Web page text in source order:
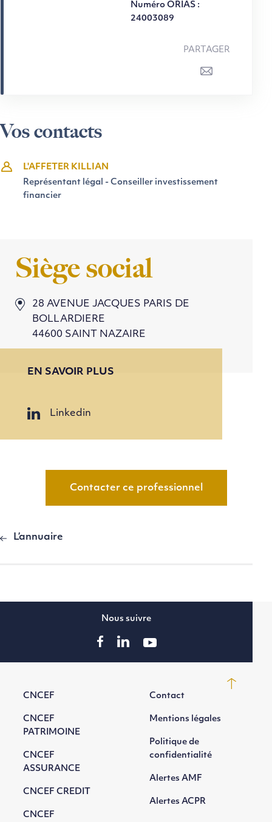
Numéro ORIAS :
24003089
PARTAGER
Vos contacts
L'AFFETER KILLIAN
Représentant légal - Conseiller investissement
financier
Siège social
28 AVENUE JACQUES PARIS DE
BOLLARDIERE
44600 SAINT NAZAIRE
EN SAVOIR PLUS
Linkedin
Contacter ce professionnel
L’annuaire
CNCEF
CNCEF
PATRIMOINE
CNCEF
ASSURANCE
CNCEF CREDIT
CNCEF
Contact
Mentions légales
Politique de
confidentialité
Alertes AMF
Alertes ACPR
Nous suivre